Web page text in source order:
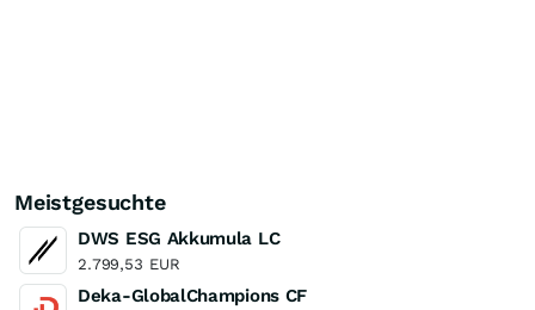
Meistgesuchte
DWS ESG Akkumula LC
2.799,53 EUR
Deka-GlobalChampions CF